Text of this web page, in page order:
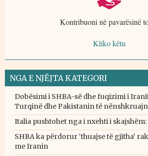
Kontribuoni në pavarësinë
Kliko këtu
NGA E NJËJTA KATEGORI
Dobësimi i SHBA-së dhe fuqizimi i
Turqinë dhe Pakistanin të
Italia pushtohet nga i nxehti i
SHBA ka përdorur ‘thuajse të gjitha’
me Iranin